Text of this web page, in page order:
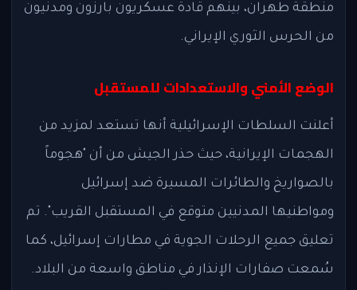
منطقة طهران، بينهم قادة عسكريون بارزون ومدنيون
من الحرس الثوري الإيراني.
الوضع الأمني والاستعدادات للمستقبل
أعلنت السلطات الإسرائيلية أنها تستعد لمزيد من
الهجمات الإيرانية، حيث حذر الجيش من أن "هجوماً
بالصواريخ والطائرات المسيرة ضد إسرائيل
ومواطنيها المدنيين متوقع في المستقبل القريب". تم
تعليق جميع الرحلات الجوية في مطارات إسرائيل، كما
سُمعت صفارات الإنذار في مناطق واسعة من البلاد.